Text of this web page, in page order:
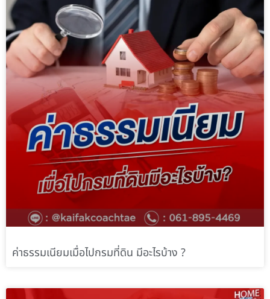
ค่าธรรมเนียมเมื่อไปกรมที่ดิน มีอะไรบ้าง ?